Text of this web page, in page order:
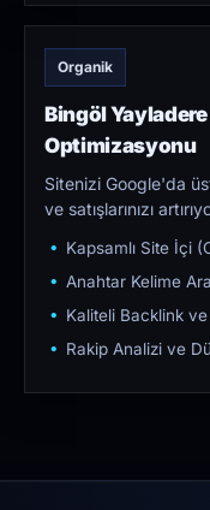
Organik
Bingöl
Optimizasyonu
Sitenizi Google'da
ve satışlarınızı
Kapsamlı Site İçi
Anahtar Kelime
Kaliteli Backlink ve
Rakip Analizi ve